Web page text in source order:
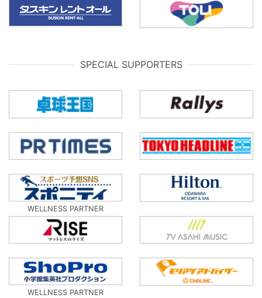
SPECIAL SUPPORTERS
WELLNESS PARTNER
WELLNESS PARTNER